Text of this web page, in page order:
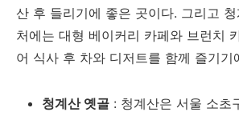
산 후 들리기에 좋은 곳이다. 그리고
처에는 대형 베이커리 카페와 브런치
어 식사 후 차와 디저트를 함께 즐기기
청계산 옛골 : 청계산은 서울 소초